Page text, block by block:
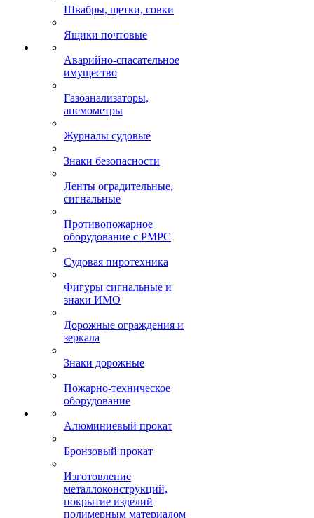
Швабры, щетки, совки
Ящики почтовые
Аварийно-спасательное
имущество
Газоанализаторы,
анемометры
Журналы судовые
Знаки безопасности
Ленты оградительные,
сигнальные
Противопожарное
оборудование с РМРС
Судовая пиротехника
Фигуры сигнальные и
знаки ИМО
Дорожные ограждения и
зеркала
Знаки дорожные
Пожарно-техническое
оборудование
Алюминиевый прокат
Бронзовый прокат
Изготовление
металлоконструкций,
покрытие изделий
полимерным материалом